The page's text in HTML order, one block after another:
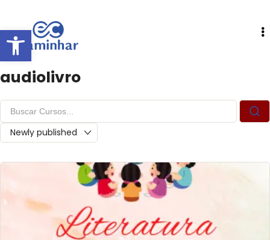
Abrir a barra de ferramentas
audiolivro